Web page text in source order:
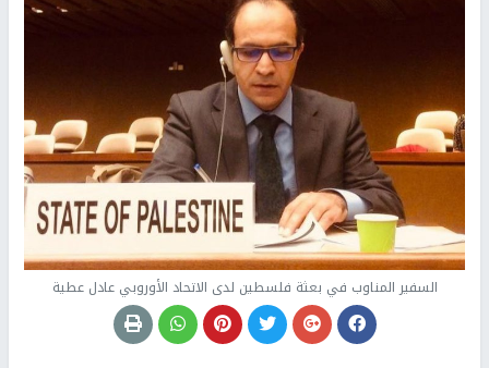
السفير المناوب في بعثة فلسطين لدى الاتحاد الأوروبي عادل عطية